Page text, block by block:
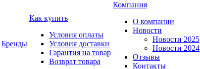
Бренды
Как купить
Условия оплаты
Условия доставки
Гарантия на товар
Возврат товара
Компания
О компании
Новости
Новости 2025
Новости 2024
Отзывы
Контакты